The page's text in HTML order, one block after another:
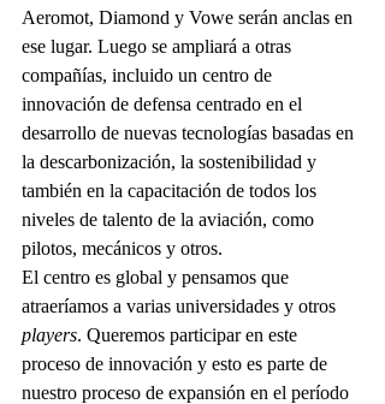
Aeromot, Diamond y Vowe serán anclas en
ese lugar. Luego se ampliará a otras
compañías, incluido un centro de
innovación de defensa centrado en el
desarrollo de nuevas tecnologías basadas en
la descarbonización, la sostenibilidad y
también en la capacitación de todos los
niveles de talento de la aviación, como
pilotos, mecánicos y otros.
El centro es global y pensamos que
atraeríamos a varias universidades y otros
players. Queremos participar en este
proceso de innovación y esto es parte de
nuestro proceso de expansión en el período